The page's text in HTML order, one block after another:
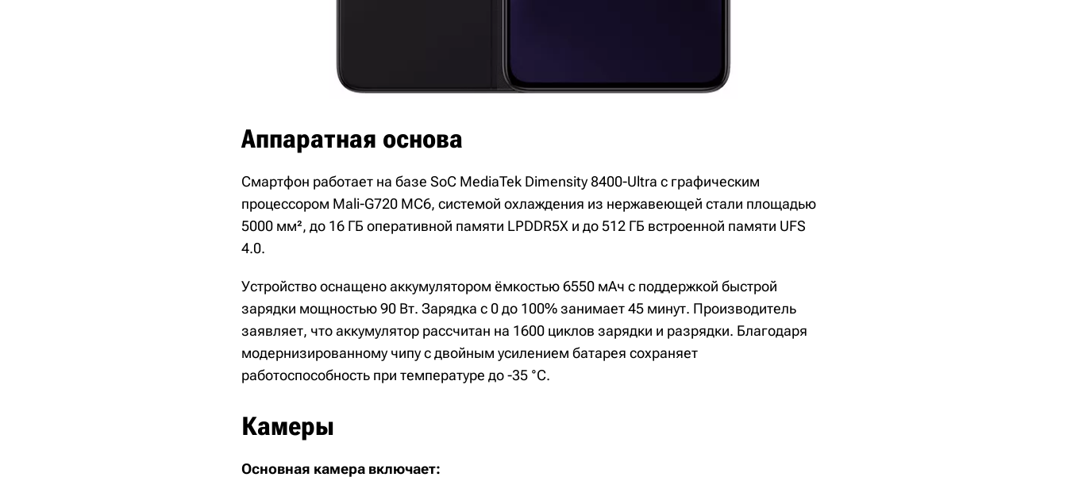
Аппаратная основа
Смартфон работает на базе SoC MediaTek Dimensity 8400-Ultra с графическим
процессором Mali-G720 MC6, системой охлаждения из нержавеющей стали площадью
5000 мм², до 16 ГБ оперативной памяти LPDDR5X и до 512 ГБ встроенной памяти UFS
4.0.
Устройство оснащено аккумулятором ёмкостью 6550 мАч с поддержкой быстрой
зарядки мощностью 90 Вт. Зарядка с 0 до 100% занимает 45 минут. Производитель
заявляет, что аккумулятор рассчитан на 1600 циклов зарядки и разрядки. Благодаря
модернизированному чипу с двойным усилением батарея сохраняет
работоспособность при температуре до -35 °C.
Камеры
Основная камера включает: